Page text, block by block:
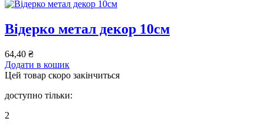
Відерко метал декор 10см
64,40 ₴
Додати в кошик
Цей товар скоро закінчиться
доступно тільки:
2